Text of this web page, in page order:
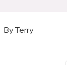
By Terry